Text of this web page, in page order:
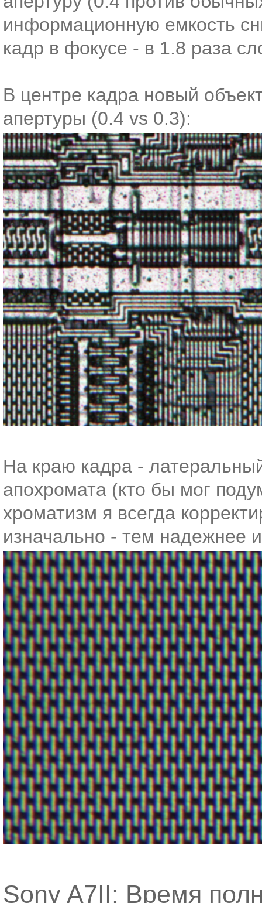
информационную емкость
кадр в фокусе - в 1.8 раза
В центре кадра новый
апертуры (0.4 vs 0.3):
На краю кадра -
апохромата (кто бы мог
хроматизм я всегда
изначально - тем надежнее
Sony A7II: Время